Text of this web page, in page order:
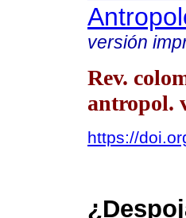
versión
Rev.
antropol.
https://